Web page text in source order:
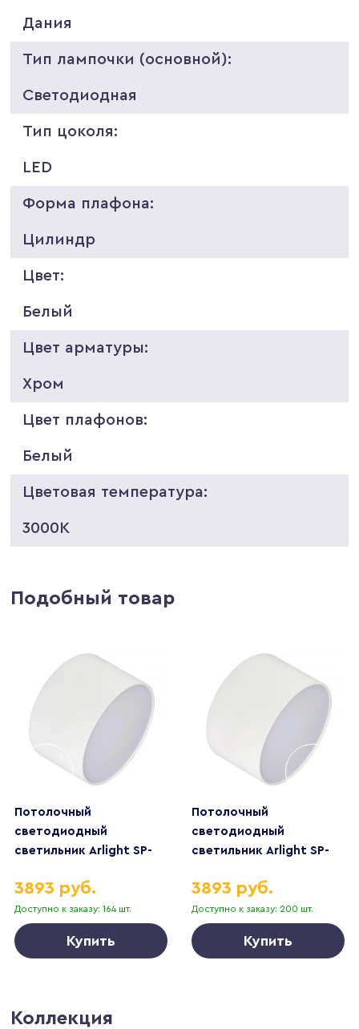
Дания
Тип лампочки (основной):
Светодиодная
Тип цоколя:
LED
Форма плафона:
Цилиндр
Цвет:
Белый
Цвет арматуры:
Хром
Цвет плафонов:
Белый
Цветовая температура:
3000K
Подобный товар
Потолочный
светодиодный
светильник Arlight SP-
White 022224
Доступно к заказу: 164 шт.
3893 руб.
Купить
Потолочный
светодиодный
светильник Arlight SP-
White 021781
Доступно к заказу: 200 шт.
3893 руб.
Купить
Коллекция